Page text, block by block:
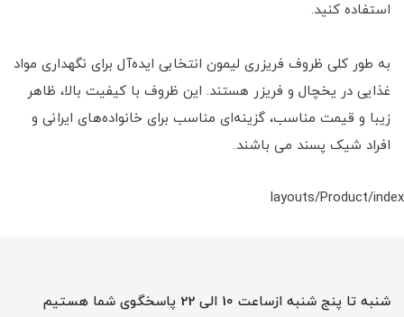
استفاده کنید.
به طور کلی ظروف فریزری لیمون انتخابی ایده‌آل برای نگهداری مواد
غذایی در یخچال و فریزر هستند. این ظروف با کیفیت بالا، ظاهر
زیبا و قیمت مناسب، گزینه‌ای مناسب برای خانواده‌های ایرانی و
افراد شیک پسند می باشند.
layouts/Product/index
شنبه تا پنج شنبه ازساعت 10 الی 22 پاسخگوی شما هستیم